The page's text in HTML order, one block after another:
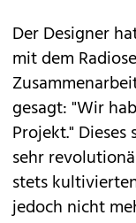
Der Designer
mit dem
gesagt: "Wir
Projekt."
sehr
stets
jedoch nicht